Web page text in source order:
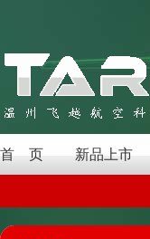
首 页 新品上市